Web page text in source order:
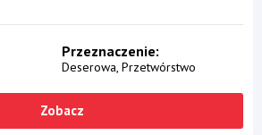
Przeznaczenie
Deserowa Przetwórstwo
Zobacz